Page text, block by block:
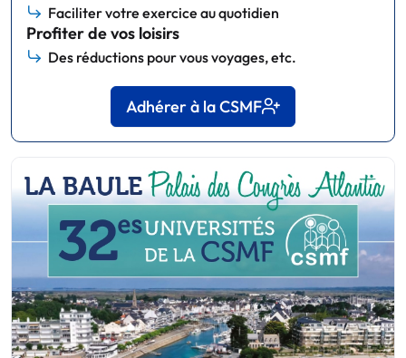
Faciliter votre exercice au quotidien
Profiter de vos loisirs
Des réductions pour vous voyages, etc.
Adhérer à la CSMF